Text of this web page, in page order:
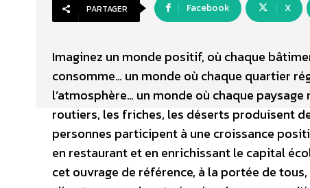
PARTAGER Facebook X
Imaginez un monde positif, où chaque
consomme… un monde où chaque quartier
l’atmosphère… un monde où chaque
routiers, les friches, les déserts produisent
personnes participent à une croissance
en restaurant et en enrichissant le capital
cet ouvrage de référence, à la portée de